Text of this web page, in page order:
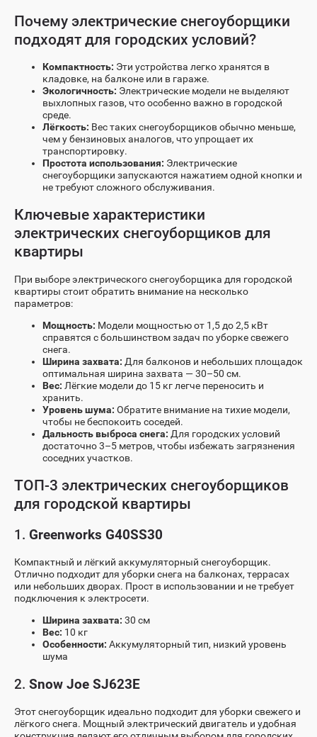
Почему электрические снегоуборщики
подходят для городских условий?
Компактность: Эти устройства легко хранятся в
кладовке, на балконе или в гараже.
Экологичность: Электрические модели не выделяют
выхлопных газов, что особенно важно в городской
среде.
Лёгкость: Вес таких снегоуборщиков обычно меньше,
чем у бензиновых аналогов, что упрощает их
транспортировку.
Простота использования: Электрические
снегоуборщики запускаются нажатием одной кнопки и
не требуют сложного обслуживания.
Ключевые характеристики
электрических снегоуборщиков для
квартиры
При выборе электрического снегоуборщика для городской
квартиры стоит обратить внимание на несколько
параметров:
Мощность: Модели мощностью от 1,5 до 2,5 кВт
справятся с большинством задач по уборке свежего
снега.
Ширина захвата: Для балконов и небольших площадок
оптимальная ширина захвата — 30–50 см.
Вес: Лёгкие модели до 15 кг легче переносить и
хранить.
Уровень шума: Обратите внимание на тихие модели,
чтобы не беспокоить соседей.
Дальность выброса снега: Для городских условий
достаточно 3–5 метров, чтобы избежать загрязнения
соседних участков.
ТОП-3 электрических снегоуборщиков
для городской квартиры
1. Greenworks G40SS30
Компактный и лёгкий аккумуляторный снегоуборщик.
Отлично подходит для уборки снега на балконах, террасах
или небольших дворах. Прост в использовании и не требует
подключения к электросети.
Ширина захвата: 30 см
Вес: 10 кг
Особенности: Аккумуляторный тип, низкий уровень
шума
2. Snow Joe SJ623E
Этот снегоуборщик идеально подходит для уборки свежего и
лёгкого снега. Мощный электрический двигатель и удобная